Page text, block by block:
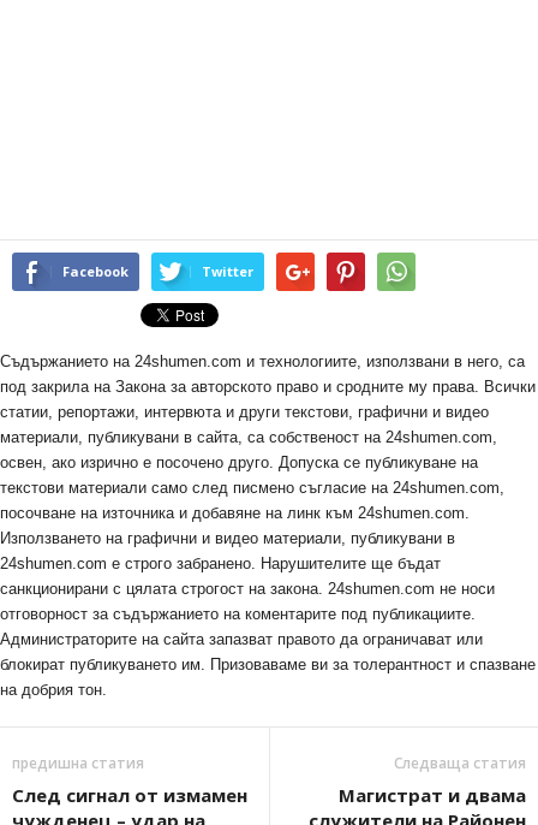
Facebook Twitter
Съдържанието на 24shumen.com и технологиите, използвани в него, са
под закрила на Закона за авторското право и сродните му права. Всички
статии, репортажи, интервюта и други текстови, графични и видео
материали, публикувани в сайта, са собственост на 24shumen.com,
освен, ако изрично е посочено друго. Допуска се публикуване на
текстови материали само след писмено съгласие на 24shumen.com,
посочване на източника и добавяне на линк към 24shumen.com.
Използването на графични и видео материали, публикувани в
24shumen.com е строго забранено. Нарушителите ще бъдат
санкционирани с цялата строгост на закона. 24shumen.com не носи
отговорност за съдържанието на коментарите под публикациите.
Администраторите на сайта запазват правото да ограничават или
блокират публикуването им. Призоваваме ви за толерантност и спазване
на добрия тон.
предишна статия
След сигнал от измамен
чужденец – удар на
Следваща статия
Магистрат и двама
служители на Районен